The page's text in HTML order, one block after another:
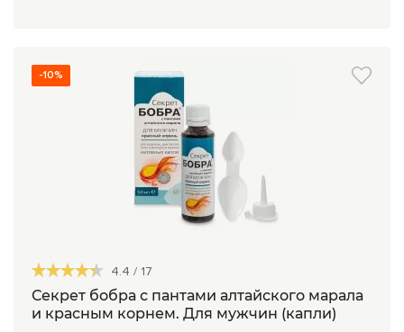
-10%
4.4 / 17
Секрет бобра с пантами алтайского марала
и красным корнем. Для мужчин (капли)